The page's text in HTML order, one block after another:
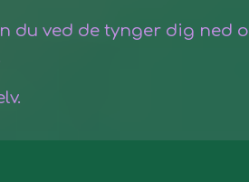
ved de tynger dig ned